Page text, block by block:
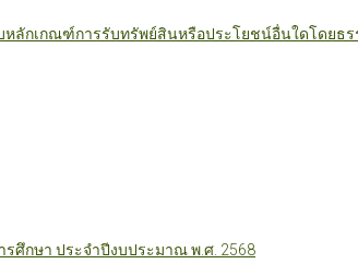
หลักเกณฑ์การรับทรัพย์สินหรือประโยชน์อื่นใดโดยธ
ศึกษา ประจำปีงบประมาณ พ.ศ. 2568